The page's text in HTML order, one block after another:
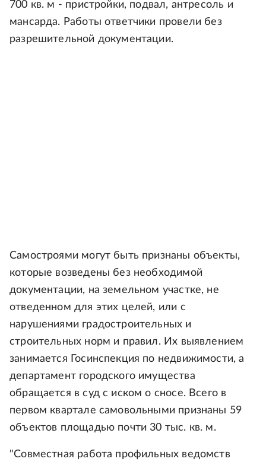
700 кв. м - пристройки, подвал, антресоль и
мансарда. Работы ответчики провели без
разрешительной документации.
Самостроями могут быть признаны объекты,
которые возведены без необходимой
документации, на земельном участке, не
отведенном для этих целей, или с
нарушениями градостроительных и
строительных норм и правил. Их выявлением
занимается Госинспекция по недвижимости, а
департамент городского имущества
обращается в суд с иском о сносе. Всего в
первом квартале самовольными признаны 59
объектов площадью почти 30 тыс. кв. м.
"Совместная работа профильных ведомств